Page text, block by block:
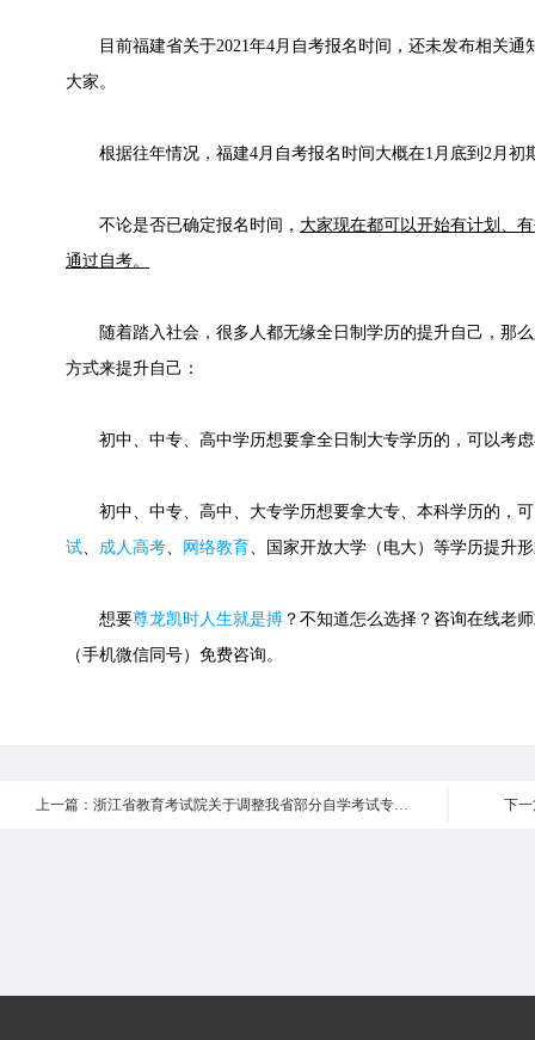
目前福建省关于2021年4月自考报名时间，还未发布相关通
大家。
根据往年情况，福建4月自考报名时间大概在1月底到2月初
不论是否已确定报名时间， 大家现在都可以开始有计划、
通过自考。
随着踏入社会，很多人都无缘全日制学历的提升自己，那
方式来提升自己：
初中、中专、高中学历想要拿全日制大专学历的，可以考虑
初中、中专、高中、大专学历想要拿大专、本科学历的，可
试
成人高考 网络教育 、国家开放大学（电大）等学历提升
想要尊龙凯时人生就是搏 ？不知道怎么选择？咨询在线老
（手机微信同号）免费咨询。
上一篇：浙江省教育考试院关于调整我省部分自学考试专业主考院校及停考房屋建筑工程专科专业的通知 下